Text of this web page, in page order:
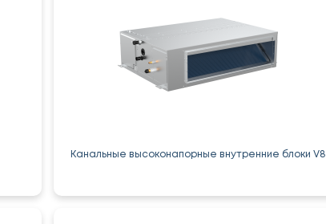
Канальные высоконапорные внутренние блоки V8